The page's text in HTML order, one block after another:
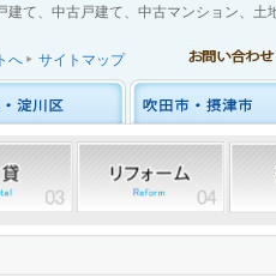
て、中古戸建て、中古マンション、土
へ サイトマップ